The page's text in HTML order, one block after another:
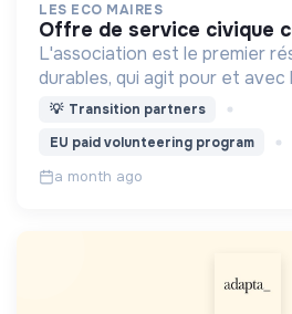
LES ECO MAIRES
offre de service civique
L'association est le premier
durables, qui agit pour et
faveur de l’adaptation, de la
💡 Transition partners
EU paid volunteering program
a month ago